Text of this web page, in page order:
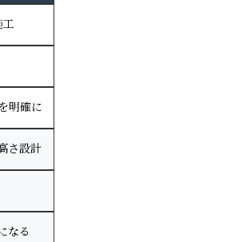
工
明確に
さ設計
なる